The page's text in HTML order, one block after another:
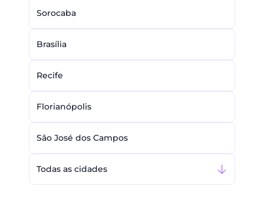
Sorocaba
Brasília
Recife
Florianópolis
São José dos Campos
Todas as cidades